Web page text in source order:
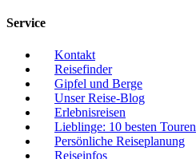
Service
Kontakt
Reisefinder
Gipfel und Berge
Unser Reise-Blog
Erlebnisreisen
Lieblinge: 10 besten Touren
Persönliche Reiseplanung
Reiseinfos